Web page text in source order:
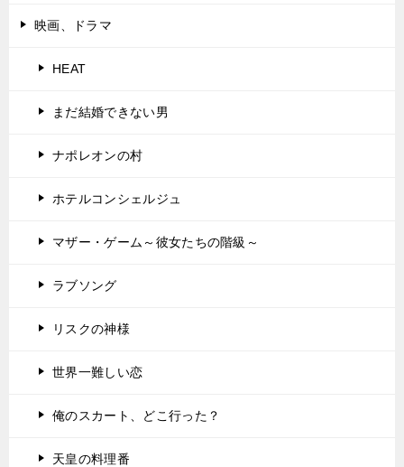
映画、ドラマ
HEAT
まだ結婚できない男
ナポレオンの村
ホテルコンシェルジュ
マザー・ゲーム～彼女たちの階級～
ラブソング
リスクの神様
世界一難しい恋
俺のスカート、どこ行った？
天皇の料理番